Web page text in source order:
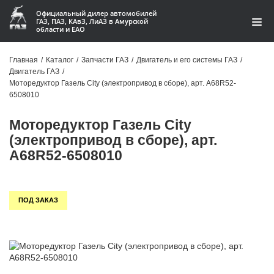
Официальный дилер автомобилей
ГАЗ, ПАЗ, КАвЗ, ЛиАЗ в Амурской
области и ЕАО
Акции
Контакты
Доставка
Гарантии
Автомобили
Главная / Каталог / Запчасти ГАЗ / Двигатель и его системы ГАЗ /
Двигатель ГАЗ /
Моторедуктор Газель City (электропривод в сборе), арт. A68R52-
6508010
Моторедуктор Газель City
(электропривод в сборе), арт.
A68R52-6508010
ПОД ЗАКАЗ